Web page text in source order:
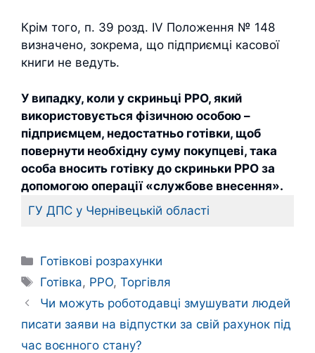
Крім того, п. 39 розд. IV Положення № 148
визначено, зокрема, що підприємці касової
книги не ведуть.
У випадку, коли у скриньці РРО, який
використовується фізичною особою –
підприємцем, недостатньо готівки, щоб
повернути необхідну суму покупцеві, така
особа вносить готівку до скриньки РРО за
допомогою операції «службове внесення».
ГУ ДПС у Чернівецькій області
Категорії
Готівкові розрахунки
Позначки
Готівка, РРО,Торгівля
Чи можуть роботодавці змушувати людей
писати заяви на відпустки за свій рахунок під
час воєнного стану?